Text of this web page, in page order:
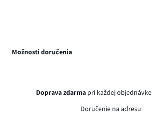
Možnosti doručenia
Doprava zdarma pri každej objednávke
Doručenie na adresu